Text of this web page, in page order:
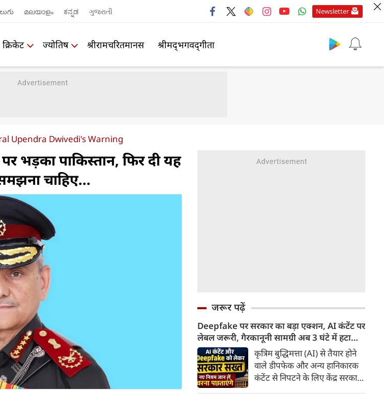
മലയാളം ಕನ್ನಡ ગુજરાતી Newsletter
क्रिकेट ज्योतिष श्रीरामचरितमानस श्रीमद्‍भगवद्‍गीता
Upendra Dwivedi's Warning
भड़का पाकिस्तान, फिर दी यह
चाहिए...
जरूर पढ़ें
Deepfake पर सरकार का बड़ा एक्शन, AI कंटेंट पर
लेबल जरूरी, गैरकानूनी सामग्री अब 3 घंटे में हटानी
होगी, नए नियम जान लें वरना पछताएंगे
कृत्रिम बुद्धिमत्ता (AI) से तैयार होने
वाले डीपफेक और अन्य हानिकारक
कंटेंट से निपटने के लिए केंद्र सरकार